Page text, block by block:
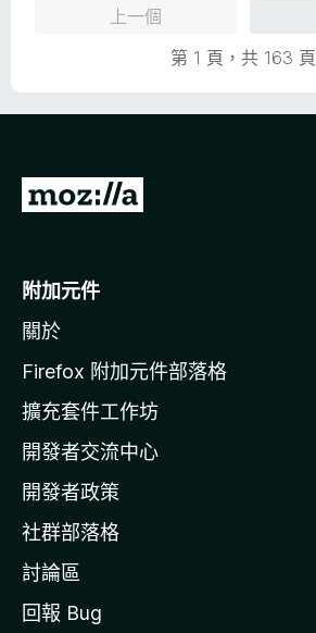
上一個
第 1 頁，共 163 頁
前
o
i
l
a
官
網
附加元件
關於
Firefox 附加元件部落格
擴充套件工作坊
開發者交流中心
開發者政策
社群部落格
討論區
回報 Bug